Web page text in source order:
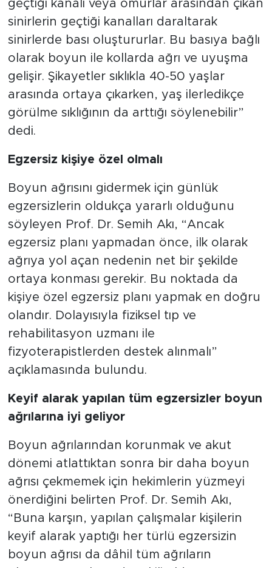
geçtiği kanalı veya omurlar arasından çıkan
sinirlerin geçtiği kanalları daraltarak
sinirlerde bası oluştururlar. Bu basıya bağlı
olarak boyun ile kollarda ağrı ve uyuşma
gelişir. Şikayetler sıklıkla 40-50 yaşlar
arasında ortaya çıkarken, yaş ilerledikçe
görülme sıklığının da arttığı söylenebilir”
dedi.
Egzersiz kişiye özel olmalı
Boyun ağrısını gidermek için günlük
egzersizlerin oldukça yararlı olduğunu
söyleyen Prof. Dr. Semih Akı, “Ancak
egzersiz planı yapmadan önce, ilk olarak
ağrıya yol açan nedenin net bir şekilde
ortaya konması gerekir. Bu noktada da
kişiye özel egzersiz planı yapmak en doğru
olandır. Dolayısıyla fiziksel tıp ve
rehabilitasyon uzmanı ile
fizyoterapistlerden destek alınmalı”
açıklamasında bulundu.
Keyif alarak yapılan tüm egzersizler boyun
ağrılarına iyi geliyor
Boyun ağrılarından korunmak ve akut
dönemi atlattıktan sonra bir daha boyun
ağrısı çekmemek için hekimlerin yüzmeyi
önerdiğini belirten Prof. Dr. Semih Akı,
“Buna karşın, yapılan çalışmalar kişilerin
keyif alarak yaptığı her türlü egzersizin
boyun ağrısı da dâhil tüm ağrıların